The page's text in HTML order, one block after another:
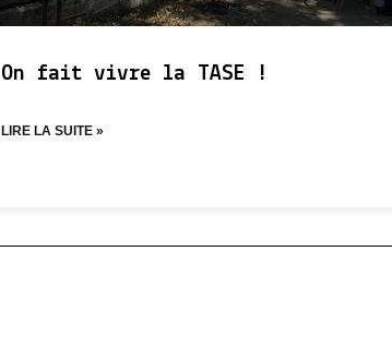
On fait vivre la TASE !
LIRE LA SUITE »